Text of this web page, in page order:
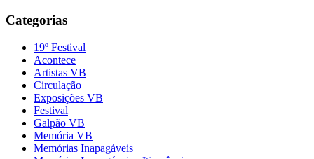
Categorias
19º Festival
Acontece
Artistas VB
Circulação
Exposições VB
Festival
Galpão VB
Memória VB
Memórias Inapagáveis